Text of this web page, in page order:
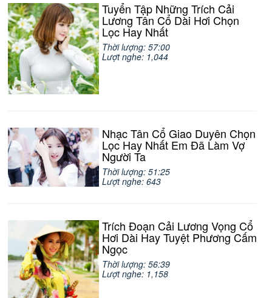
Tuyển Tập Những Trích Cải
Lương Tân Cổ Dài Hơi Chọn
Lọc Hay Nhất
Thời lượng: 57:00
Lượt nghe: 1,044
Nhạc Tân Cổ Giao Duyên Chọn
Lọc Hay Nhất Em Đã Làm Vợ
Người Ta
Thời lượng: 51:25
Lượt nghe: 643
Trích Đoạn Cải Lương Vọng Cổ
Hơi Dài Hay Tuyệt Phương Cấm
Ngọc
Thời lượng: 56:39
Lượt nghe: 1,158